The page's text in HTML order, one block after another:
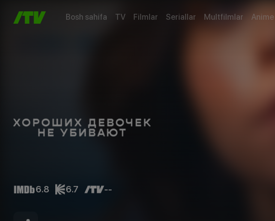
Bosh sahifa TV Filmlar Seriallar Multfilmlar Anime
6.8 6.7 --